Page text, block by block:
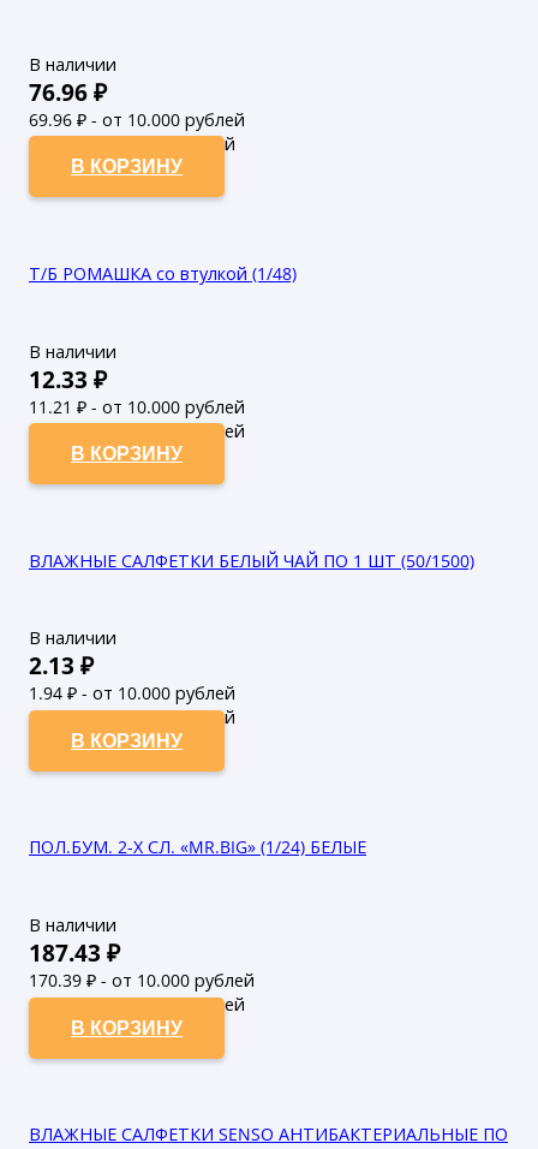
В наличии
76.96₽
69.96 ₽ - от 10.000 рублей
63.6₽ - от 50.000 рублей
В КОРЗИНУ
Т/Б РОМАШКА со втулкой (1/48)
В наличии
12.33 ₽
11.21 ₽ - от 10.000 рублей
10.19₽ - от 50.000 рублей
В КОРЗИНУ
ВЛАЖНЫЕ САЛФЕТКИ БЕЛЫЙ ЧАЙ ПО 1 ШТ (50/1500)
В наличии
2.13 ₽
1.94 ₽ - от 10.000 рублей
1.76₽ - от 50.000 рублей
В КОРЗИНУ
ПОЛ.БУМ. 2-Х СЛ. «MR.BIG» (1/24) БЕЛЫЕ
В наличии
187.43 ₽
170.39 ₽ - от 10.000 рублей
154.9₽ - от 50.000 рублей
В КОРЗИНУ
ВЛАЖНЫЕ САЛФЕТКИ SENSO АНТИБАКТЕРИАЛЬНЫЕ ПО